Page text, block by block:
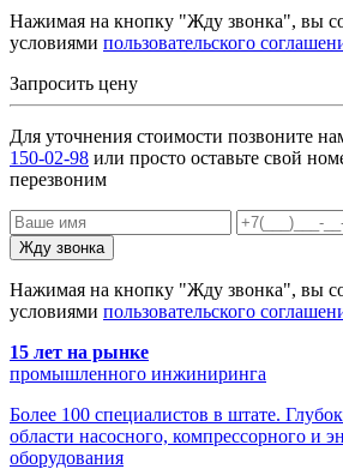
Нажимая на кнопку "Жду звонка", вы
условиями пользовательского
Запросить цену
Для уточнения стоимости позвоните
150-02-98 или просто оставьте свой
перезвоним
Жду звонка
Нажимая на кнопку "Жду звонка", вы
условиями пользовательского
15 лет на рынке
промышленного инжиниринга
Более 100 специалистов в штате.
области насосного, компрессорного и
оборудования